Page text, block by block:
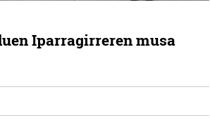
Iparragirreren musa